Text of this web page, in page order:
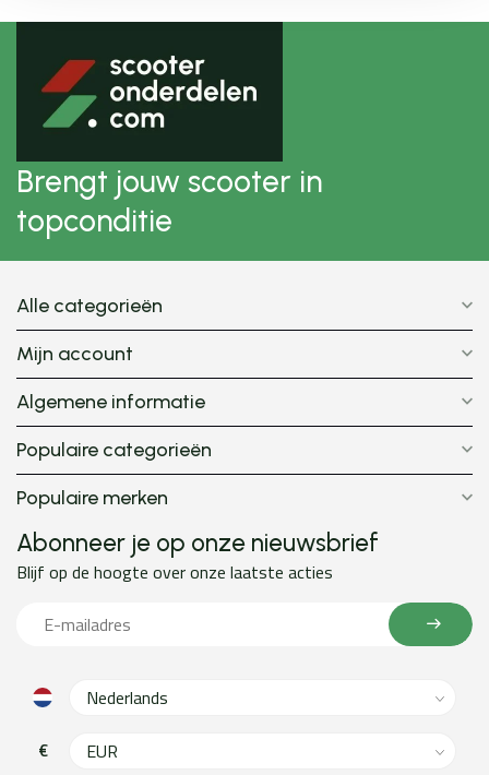
Brengt jouw scooter in
topconditie
Alle categorieën
Mijn account
Algemene informatie
Populaire categorieën
Populaire merken
Abonneer je op onze nieuwsbrief
Blijf op de hoogte over onze laatste acties
€